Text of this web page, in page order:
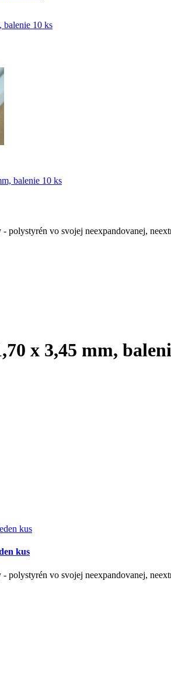
10 ks
polystyrén vo svojej neexpandovanej,
x 3,45 mm,
kus
polystyrén vo svojej neexpandovanej,